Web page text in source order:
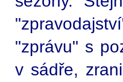
"zprávu" s
v sádře,